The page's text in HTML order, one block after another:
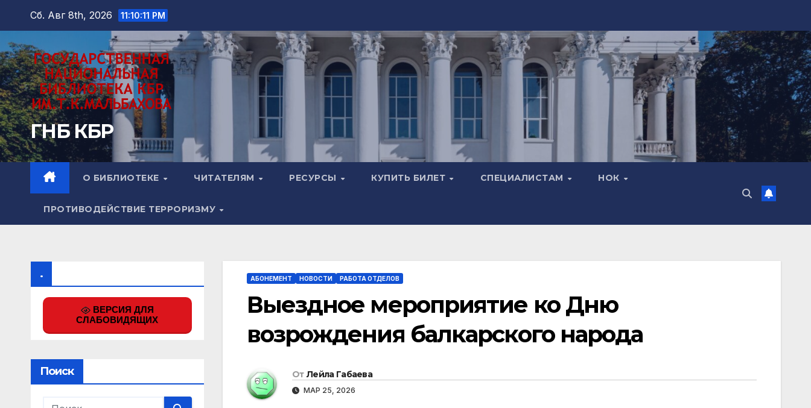
Перейти
содержимому
Сб. Авг 8th, 2026 11:10:13 PM
ГНБ КБР
О БИБЛИОТЕКЕ ЧИТАТЕЛЯМ РЕСУРСЫ КУПИТЬ БИЛЕТ СПЕЦИАЛИСТАМ НОК
ПРОТИВОДЕЙСТВИЕ ТЕРРОРИЗМУ
.
ВЕРСИЯ ДЛЯ
СЛАБОВИДЯЩИХ
Поиск
АБОНЕМЕНТ НОВОСТИ РАБОТА ОТДЕЛОВ
Выездное мероприятие ко Дню
возрождения балкарского народа
От Лейла Габаева
МАР 25, 2026